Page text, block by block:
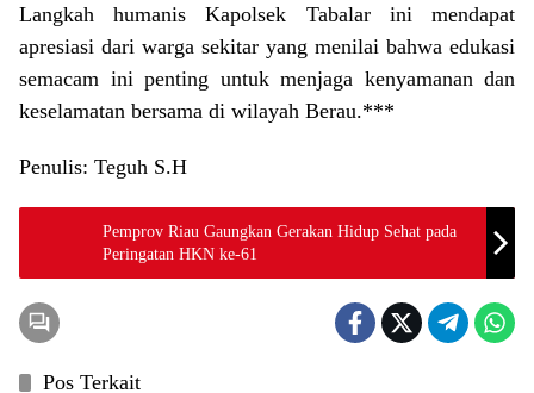
Langkah humanis Kapolsek Tabalar ini mendapat
apresiasi dari warga sekitar yang menilai bahwa edukasi
semacam ini penting untuk menjaga kenyamanan dan
keselamatan bersama di wilayah Berau.***
Penulis: Teguh S.H
Pemprov Riau Gaungkan Gerakan Hidup Sehat pada
Peringatan HKN ke-61
Pos Terkait